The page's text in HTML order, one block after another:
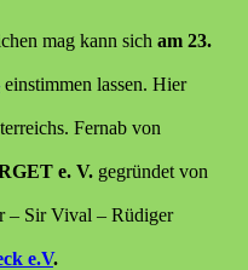
mag kann sich am 23.
einstimmen lassen. Hier
Fernab von
e. V. gegründet von
– Sir Vival – Rüdiger
e.V.